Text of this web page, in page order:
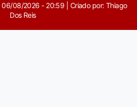
08/2026 - 20:59 | Criado por: Thiago
Dos Reis